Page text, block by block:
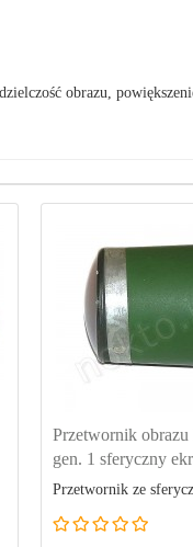
obrazu,
Przetwornik
gen. 1 sferyczny
Przetwornik ze